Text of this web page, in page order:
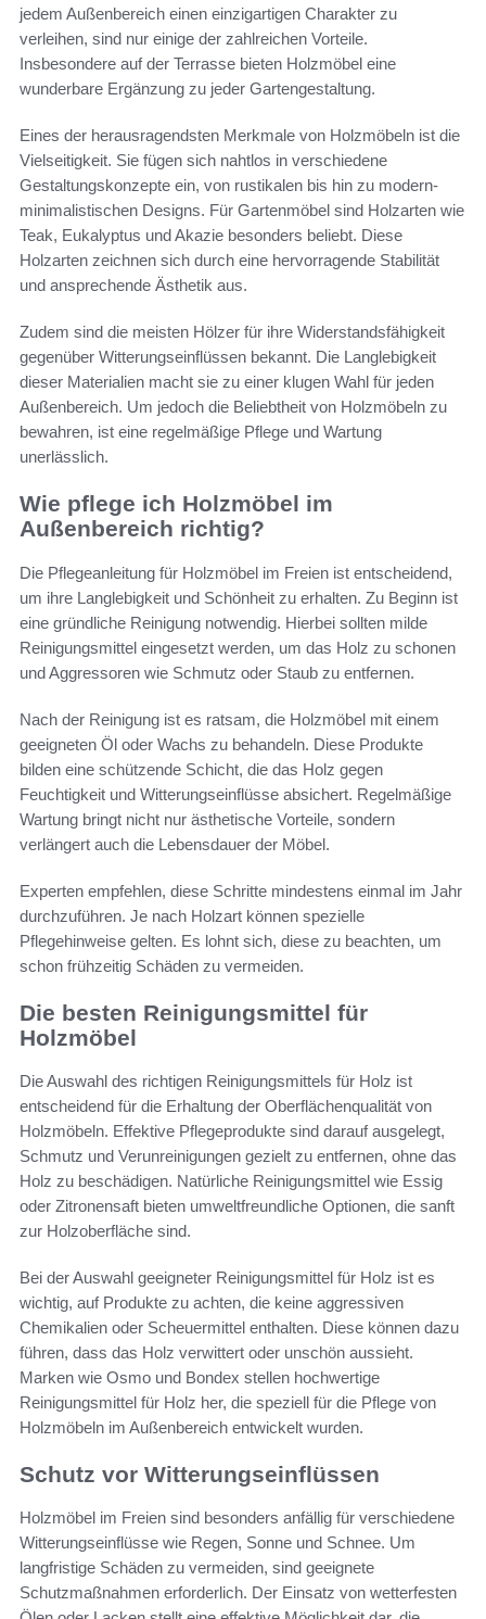
jedem Außenbereich einen einzigartigen Charakter zu
verleihen, sind nur einige der zahlreichen Vorteile.
Insbesondere auf der Terrasse bieten Holzmöbel eine
wunderbare Ergänzung zu jeder Gartengestaltung.
Eines der herausragendsten Merkmale von Holzmöbeln ist die
Vielseitigkeit. Sie fügen sich nahtlos in verschiedene
Gestaltungskonzepte ein, von rustikalen bis hin zu modern-
minimalistischen Designs. Für Gartenmöbel sind Holzarten wie
Teak, Eukalyptus und Akazie besonders beliebt. Diese
Holzarten zeichnen sich durch eine hervorragende Stabilität
und ansprechende Ästhetik aus.
Zudem sind die meisten Hölzer für ihre Widerstandsfähigkeit
gegenüber Witterungseinflüssen bekannt. Die Langlebigkeit
dieser Materialien macht sie zu einer klugen Wahl für jeden
Außenbereich. Um jedoch die Beliebtheit von Holzmöbeln zu
bewahren, ist eine regelmäßige Pflege und Wartung
unerlässlich.
Wie pflege ich Holzmöbel im
Außenbereich richtig?
Die Pflegeanleitung für Holzmöbel im Freien ist entscheidend,
um ihre Langlebigkeit und Schönheit zu erhalten. Zu Beginn ist
eine gründliche Reinigung notwendig. Hierbei sollten milde
Reinigungsmittel eingesetzt werden, um das Holz zu schonen
und Aggressoren wie Schmutz oder Staub zu entfernen.
Nach der Reinigung ist es ratsam, die Holzmöbel mit einem
geeigneten Öl oder Wachs zu behandeln. Diese Produkte
bilden eine schützende Schicht, die das Holz gegen
Feuchtigkeit und Witterungseinflüsse absichert. Regelmäßige
Wartung bringt nicht nur ästhetische Vorteile, sondern
verlängert auch die Lebensdauer der Möbel.
Experten empfehlen, diese Schritte mindestens einmal im Jahr
durchzuführen. Je nach Holzart können spezielle
Pflegehinweise gelten. Es lohnt sich, diese zu beachten, um
schon frühzeitig Schäden zu vermeiden.
Die besten Reinigungsmittel für
Holzmöbel
Die Auswahl des richtigen Reinigungsmittels für Holz ist
entscheidend für die Erhaltung der Oberflächenqualität von
Holzmöbeln. Effektive Pflegeprodukte sind darauf ausgelegt,
Schmutz und Verunreinigungen gezielt zu entfernen, ohne das
Holz zu beschädigen. Natürliche Reinigungsmittel wie Essig
oder Zitronensaft bieten umweltfreundliche Optionen, die sanft
zur Holzoberfläche sind.
Bei der Auswahl geeigneter Reinigungsmittel für Holz ist es
wichtig, auf Produkte zu achten, die keine aggressiven
Chemikalien oder Scheuermittel enthalten. Diese können dazu
führen, dass das Holz verwittert oder unschön aussieht.
Marken wie Osmo und Bondex stellen hochwertige
Reinigungsmittel für Holz her, die speziell für die Pflege von
Holzmöbeln im Außenbereich entwickelt wurden.
Schutz vor Witterungseinflüssen
Holzmöbel im Freien sind besonders anfällig für verschiedene
Witterungseinflüsse wie Regen, Sonne und Schnee. Um
langfristige Schäden zu vermeiden, sind geeignete
Schutzmaßnahmen erforderlich. Der Einsatz von wetterfesten